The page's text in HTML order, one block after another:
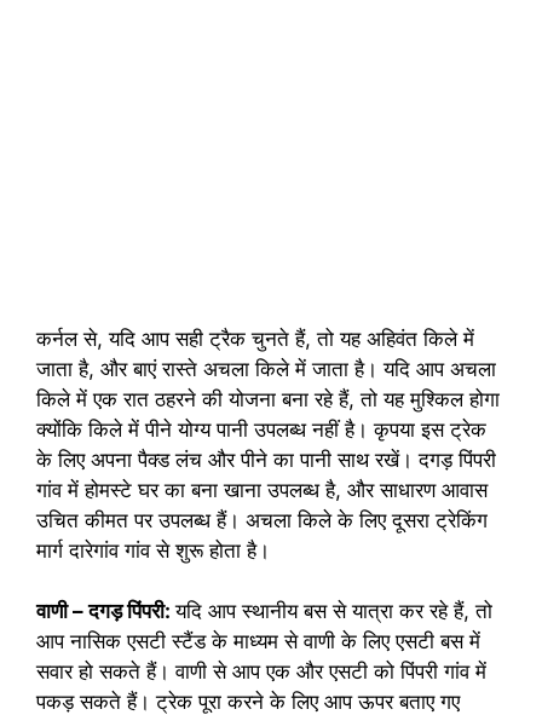
कर्नल से, यदि आप सही ट्रैक चुनते हैं, तो यह अहिवंत किले में
जाता है, और बाएं रास्ते अचला किले में जाता है। यदि आप अचला
किले में एक रात ठहरने की योजना बना रहे हैं, तो यह मुश्किल होगा
क्योंकि किले में पीने योग्य पानी उपलब्ध नहीं है। कृपया इस ट्रेक
के लिए अपना पैक्ड लंच और पीने का पानी साथ रखें। दगड़ पिंपरी
गांव में होमस्टे घर का बना खाना उपलब्ध है, और साधारण आवास
उचित कीमत पर उपलब्ध हैं। अचला किले के लिए दूसरा ट्रेकिंग
मार्ग दारेगांव गांव से शुरू होता है।
वाणी – दगड़ पिंपरी:यदि आप स्थानीय बस से यात्रा कर रहे हैं, तो
आप नासिक एसटी स्टैंड के माध्यम से वाणी के लिए एसटी बस में
सवार हो सकते हैं। वाणी से आप एक और एसटी को पिंपरी गांव में
पकड़ सकते हैं। ट्रेक पूरा करने के लिए आप ऊपर बताए गए